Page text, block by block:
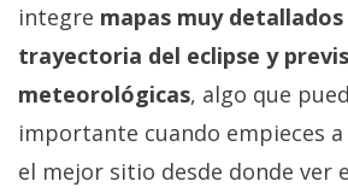
integre mapas muy detallados
trayectoria del eclipse y
meteorológicas, algo que
importante cuando empieces a
el mejor sitio desde donde ver